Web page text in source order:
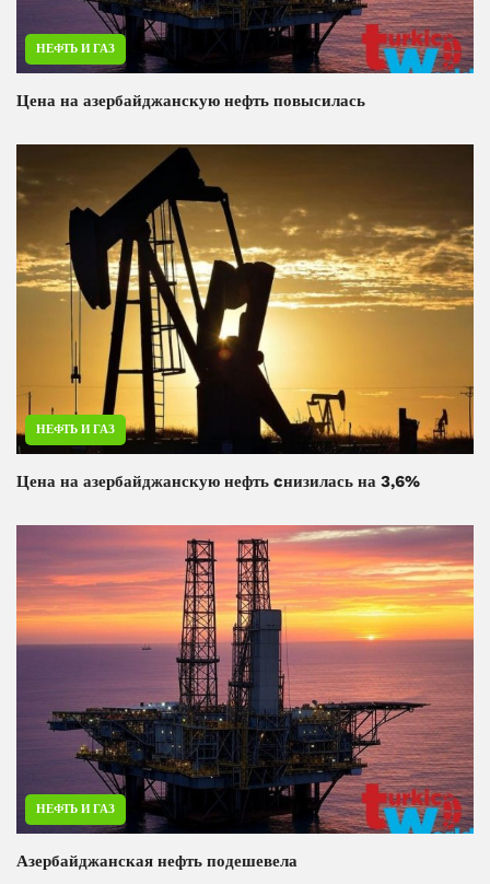
НЕФТЬ И ГАЗ
Цена на азербайджанскую нефть повысилась
НЕФТЬ И ГАЗ
Цена на азербайджанскую нефть cнизилась на 3,6%
НЕФТЬ И ГАЗ
Азербайджанская нефть подешевела